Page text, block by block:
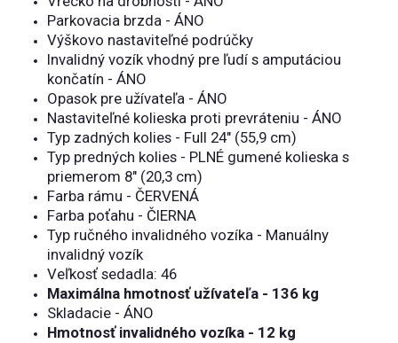
Parkovacia brzda - ÁNO
Výškovo nastaviteľné podrúčky
Invalidný vozík vhodný pre ľudí s amputáciou
končatín - ÁNO
Opasok pre užívateľa - ÁNO
Nastaviteľné kolieska proti prevráteniu - ÁNO
Typ zadných kolies - Full 24" (55,9 cm)
Typ predných kolies - PLNÉ gumené kolieska s
priemerom 8" (20,3 cm)
Farba rámu - ČERVENÁ
Farba poťahu - ČIERNA
Typ ručného invalidného vozíka - Manuálny
invalidný vozík
Veľkosť sedadla: 46
Maximálna hmotnosť užívateľa - 136 kg
Skladacie - ÁNO
Hmotnosť invalidného vozíka - 12 kg